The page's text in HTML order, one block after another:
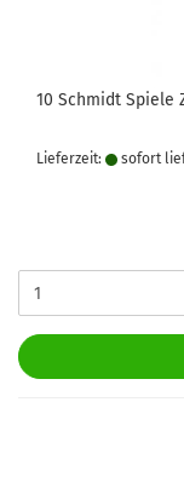
10 Schmidt Spiele
Lieferzeit: sofort